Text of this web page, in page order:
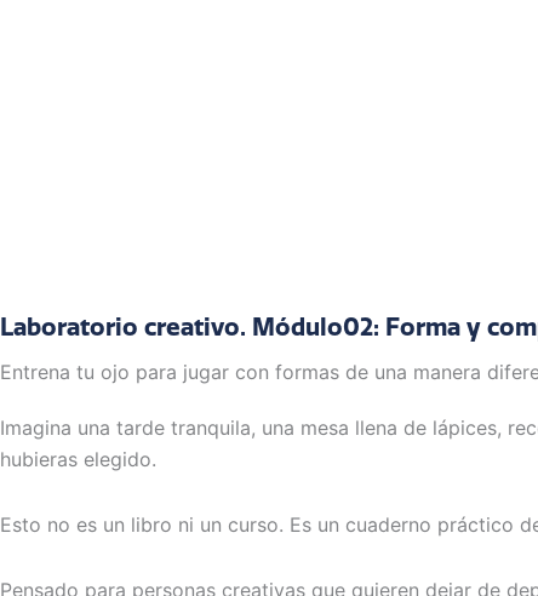
Laboratorio creativo. Módulo02: Forma y
Entrena tu ojo para jugar con formas de una manera
Imagina una tarde tranquila, una mesa llena de lápices,
hubieras elegido.
Esto no es un libro ni un curso. Es un cuaderno práctico
Pensado para personas creativas que quieren dejar de